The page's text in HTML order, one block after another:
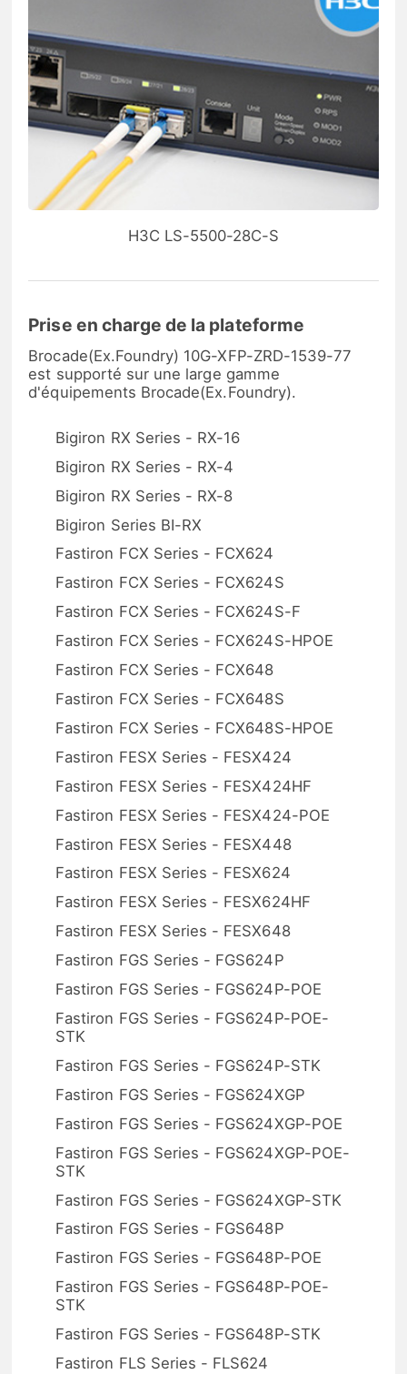
H3C LS-5500-28C-S
Prise en charge de la plateforme
Brocade(Ex.Foundry) 10G-XFP-ZRD-1539-77
est supporté sur une large gamme
d'équipements Brocade(Ex.Foundry).
Bigiron RX Series - RX-16
Bigiron RX Series - RX-4
Bigiron RX Series - RX-8
Bigiron Series BI-RX
Fastiron FCX Series - FCX624
Fastiron FCX Series - FCX624S
Fastiron FCX Series - FCX624S-F
Fastiron FCX Series - FCX624S-HPOE
Fastiron FCX Series - FCX648
Fastiron FCX Series - FCX648S
Fastiron FCX Series - FCX648S-HPOE
Fastiron FESX Series - FESX424
Fastiron FESX Series - FESX424HF
Fastiron FESX Series - FESX424-POE
Fastiron FESX Series - FESX448
Fastiron FESX Series - FESX624
Fastiron FESX Series - FESX624HF
Fastiron FESX Series - FESX648
Fastiron FGS Series - FGS624P
Fastiron FGS Series - FGS624P-POE
Fastiron FGS Series - FGS624P-POE-
STK
Fastiron FGS Series - FGS624P-STK
Fastiron FGS Series - FGS624XGP
Fastiron FGS Series - FGS624XGP-POE
Fastiron FGS Series - FGS624XGP-POE-
STK
Fastiron FGS Series - FGS624XGP-STK
Fastiron FGS Series - FGS648P
Fastiron FGS Series - FGS648P-POE
Fastiron FGS Series - FGS648P-POE-
STK
Fastiron FGS Series - FGS648P-STK
Fastiron FLS Series - FLS624